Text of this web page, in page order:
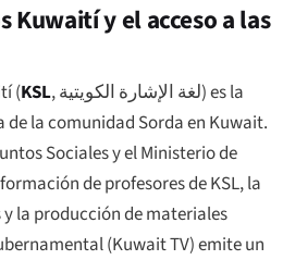
Kuwaití y el acceso a las
(KSL,لغة الإشارة الكويتية) es la
la comunidad Sorda en Kuwait.
Sociales y el Ministerio de
de profesores de KSL, la
la producción de materiales
(Kuwait TV) emite un